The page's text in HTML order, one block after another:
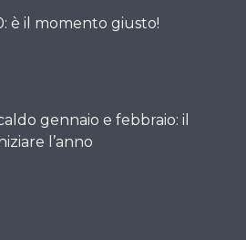
è il momento giusto!
gennaio e febbraio: il
l’anno